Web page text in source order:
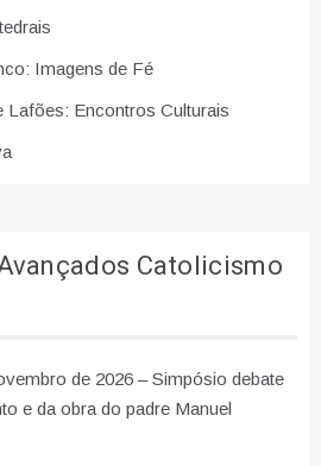
Imagens de Fé
Lafões: Encontros Culturais
Catolicismo
de 2026 – Simpósio debate
e da obra do padre Manuel